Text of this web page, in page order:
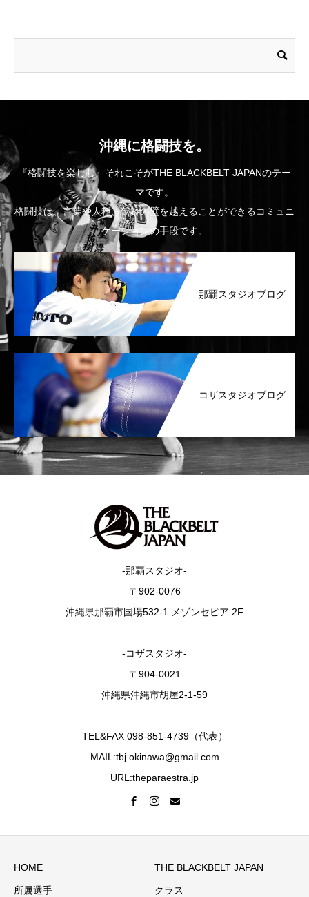
沖縄に格闘技を。
『格闘技を楽しむ』それこそがTHE BLACKBELT JAPANのテー
マです。
格闘技は、言葉や人種、年齢の壁を越えることができるコミュニ
ケーションの手段です。
那覇スタジオブログ
コザスタジオブログ
-那覇スタジオ-
〒902-0076
沖縄県那覇市国場532-1 メゾンセピア 2F
-コザスタジオ-
〒904-0021
沖縄県沖縄市胡屋2-1-59
TEL&FAX 098-851-4739（代表）
MAIL:tbj.okinawa@gmail.com
URL:theparaestra.jp
HOME THE BLACKBELT JAPAN
所属選手 クラス